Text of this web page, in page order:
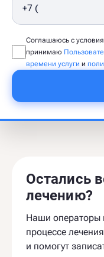
Соглашаюсь с
принимаю
времени услуги и
Остались
лечению?
Наши операторы
процессе
и помогут